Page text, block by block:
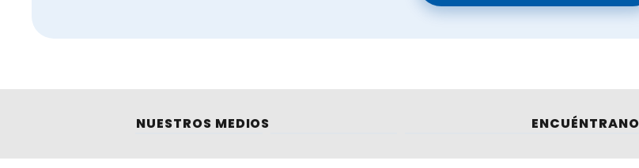
Una leche de calidad excepcional, la de Cabra de Florida
NUESTROS MEDIOS